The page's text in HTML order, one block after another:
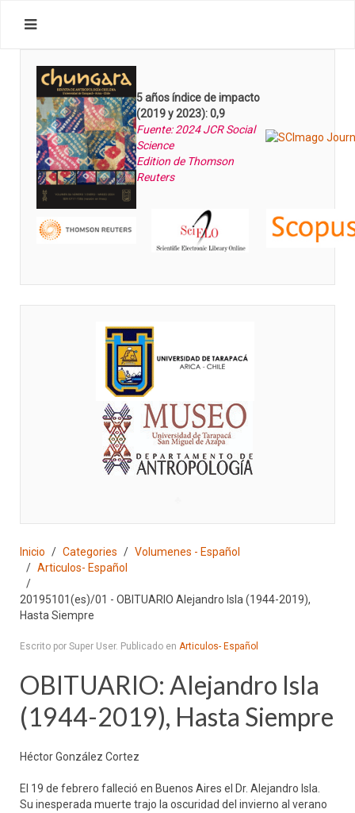
5 años índice de impacto
(2019 y 2023): 0,9
Fuente: 2024 JCR Social
Science
Edition de Thomson
Reuters
Inicio Categories
Volumenes - Español
Articulos- Español
20195101(es)/01 - OBITUARIO Alejandro Isla (1944-2019),
Hasta Siempre
Escrito por Super User. Publicado en Articulos- Español
OBITUARIO: Alejandro Isla
(1944-2019), Hasta Siempre
Héctor González Cortez
El 19 de febrero falleció en Buenos Aires el Dr. Alejandro Isla.
Su inesperada muerte trajo la oscuridad del invierno al verano